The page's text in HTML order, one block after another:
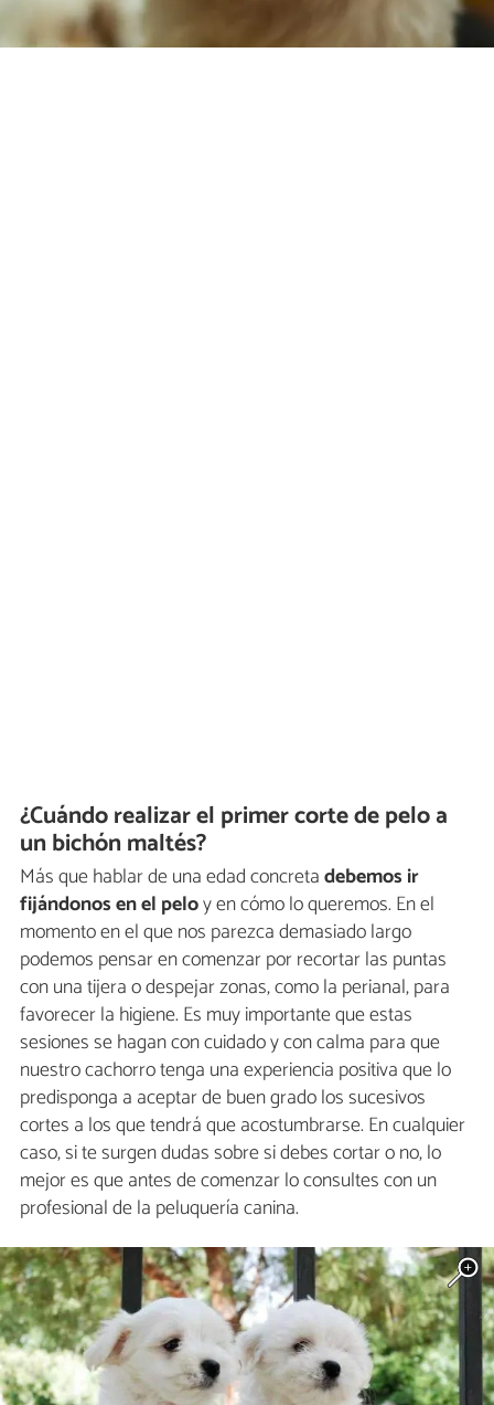
¿Cuándo realizar el primer corte de pelo a
un bichón maltés?
Más que hablar de una edad concretadebemos ir
fijándonos en el peloy en cómo lo queremos. En el
momento en el que nos parezca demasiado largo
podemos pensar en comenzar por recortar las puntas
con una tijera o despejar zonas, como la perianal, para
favorecer la higiene. Es muy importante que estas
sesiones se hagan con cuidado y con calma para que
nuestro cachorro tenga una experiencia positiva que lo
predisponga a aceptar de buen grado los sucesivos
cortes a los que tendrá que acostumbrarse. En cualquier
caso, si te surgen dudas sobre si debes cortar o no, lo
mejor es que antes de comenzar lo consultes con un
profesional de la peluquería canina.